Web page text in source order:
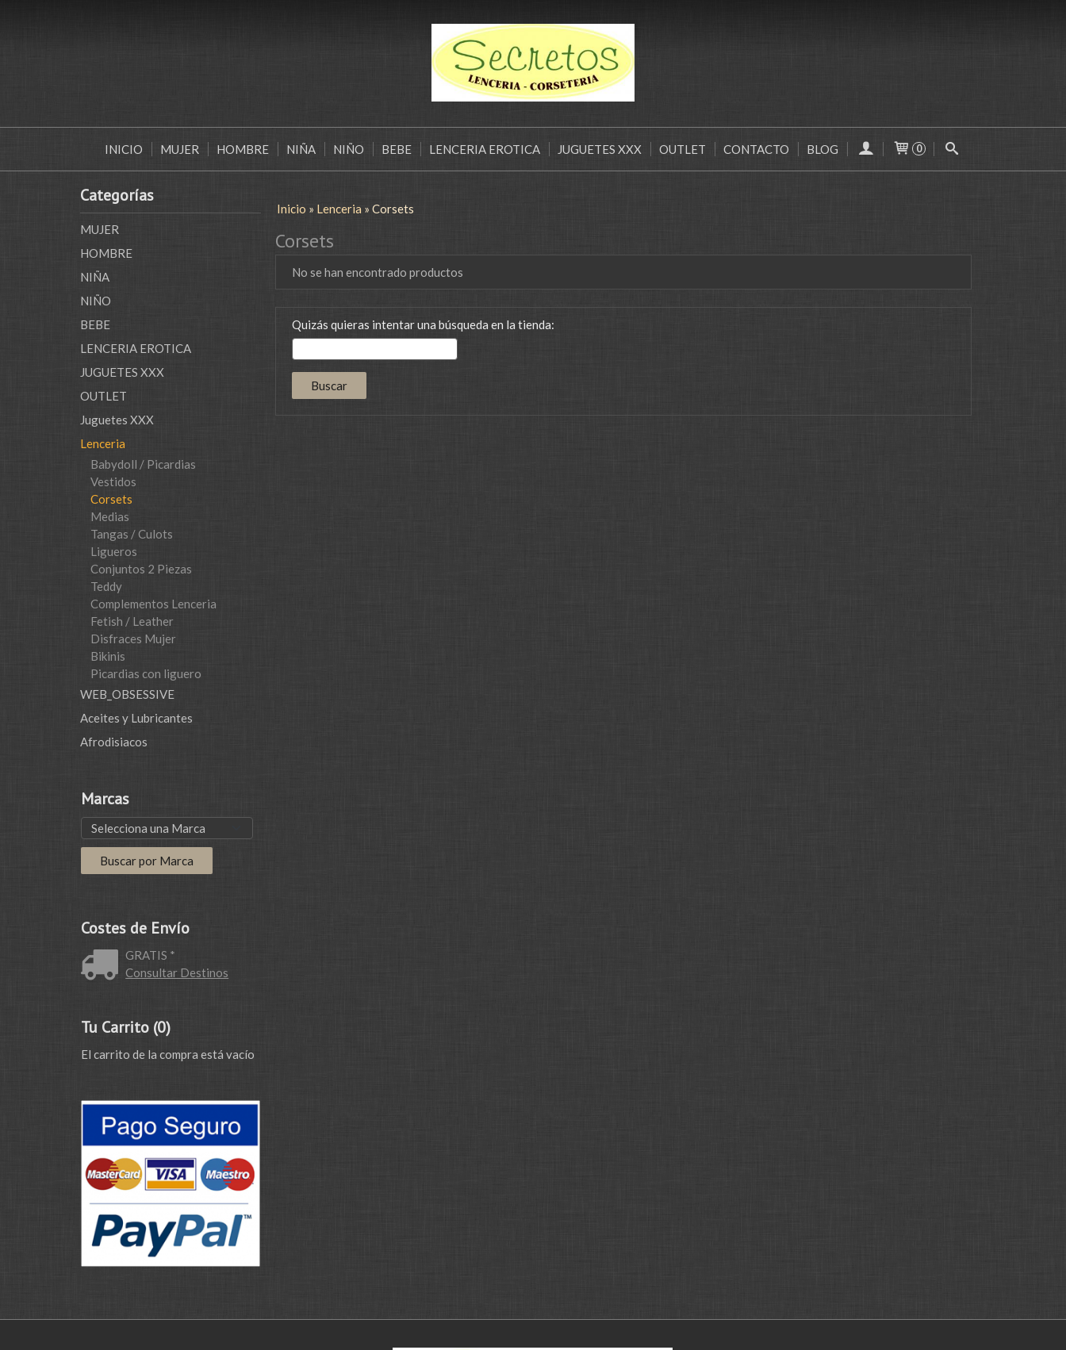
INICIO MUJER HOMBRE NIÑA NIÑO BEBE LENCERIA EROTICA JUGUETES XXX OUTLET CONTACTO BLOG 0
Categorías
MUJER
HOMBRE
NIÑA
NIÑO
BEBE
LENCERIA EROTICA
JUGUETES XXX
OUTLET
Juguetes XXX
Lenceria
Babydoll / Picardias
Vestidos
Corsets
Medias
Tangas / Culots
Ligueros
Conjuntos 2 Piezas
Teddy
Complementos Lenceria
Fetish / Leather
Disfraces Mujer
Bikinis
Picardias con liguero
WEB_OBSESSIVE
Aceites y Lubricantes
Afrodisiacos
Marcas
Costes de Envío
GRATIS *
Consultar Destinos
Tu Carrito (0)
El carrito de la compra está vacío
Inicio » Lenceria » Corsets
Corsets
No se han encontrado productos
Quizás quieras intentar una búsqueda en la tienda: